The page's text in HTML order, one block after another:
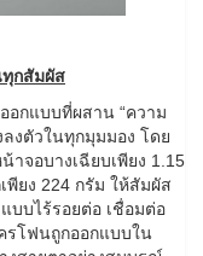
ทุกสัมผัส
อกแบบที่ผสาน “ความ
งตัวในทุกมุมมอง โดย
าจอบางเฉียบเพียง 1.15
พียง 224 กรัม ให้สัมผัส
บบไร้รอยต่อ เชื่อมต่อ
รโฟนถูกออกแบบใน